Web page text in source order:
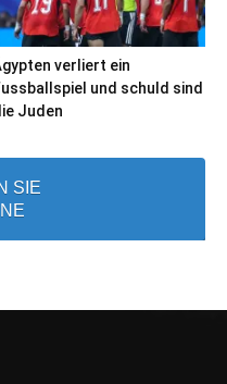
verliert ein
und schuld sind
Juden
SIE